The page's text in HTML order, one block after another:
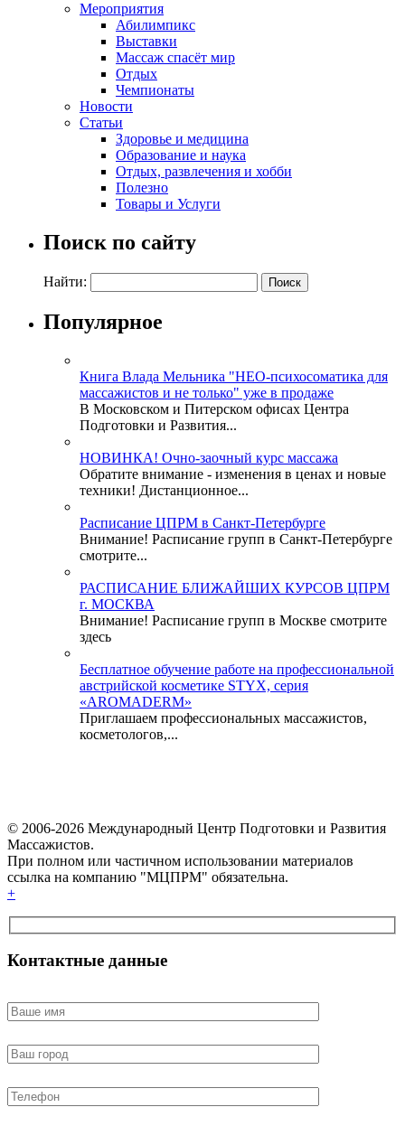
Мероприятия
Абилимпикс
Выставки
Массаж спасёт мир
Отдых
Чемпионаты
Новости
Статьи
Здоровье и медицина
Образование и наука
Отдых, развлечения и хобби
Полезно
Товары и Услуги
Поиск по сайту
Найти:
Популярное
Книга Влада Мельника "НЕО-психосоматика для
массажистов и не только" уже в продаже
В Московском и Питерском офисах Центра
Подготовки и Развития...
НОВИНКА! Очно-заочный курс массажа
Обратите внимание - изменения в ценах и новые
техники! Дистанционное...
Расписание ЦПРМ в Санкт-Петербурге
Внимание! Расписание групп в Санкт-Петербурге
смотрите...
РАСПИСАНИЕ БЛИЖАЙШИХ КУРСОВ ЦПРМ
г. МОСКВА
Внимание! Расписание групп в Москве смотрите
здесь
Бесплатное обучение работе на профессиональной
австрийской косметике STYX, серия
«AROMADERM»
Приглашаем профессиональных массажистов,
косметологов,...
© 2006-2026 Международный Центр Подготовки и Развития
Массажистов.
При полном или частичном использовании материалов
ссылка на компанию "МЦПРМ" обязательна.
+
Контактные данные